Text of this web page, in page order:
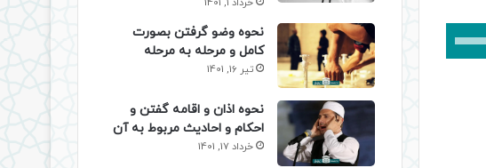
افزایش
نحوه وضو گرفتن بصورت
کامل و مرحله به مرحله
تیر 16, 1401
نحوه اذان و اقامه گفتن و
احکام و احادیث مربوط به آن
خرداد 17, 1401